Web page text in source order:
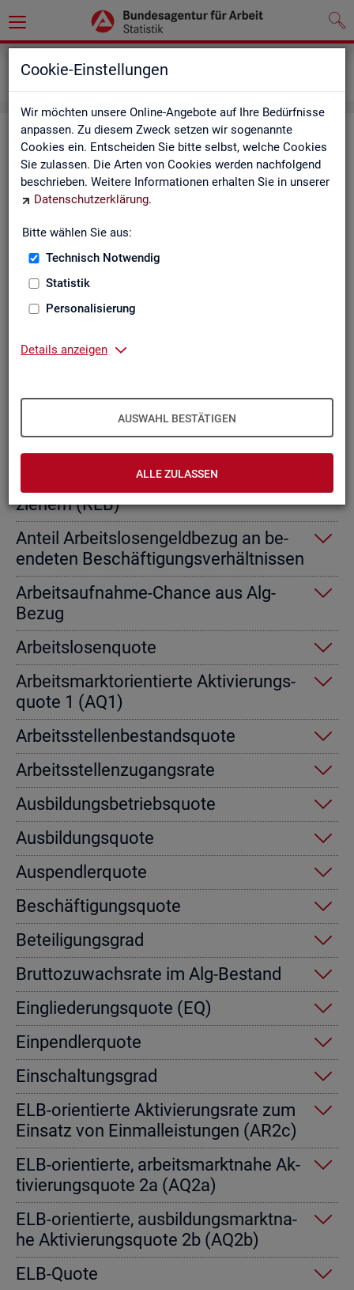
Cookie-Einstellungen
Wir möchten unsere Online-Angebote auf Ihre Bedürfnisse
anpassen. Zu diesem Zweck setzen wir sogenannte
Cookies ein. Entscheiden Sie bitte selbst, welche Cookies
Sie zulassen. Die Arten von Cookies werden nachfolgend
beschrieben. Weitere Informationen erhalten Sie in unserer
Datenschutzerklärung.
Bitte wählen Sie aus:
Technisch Notwendig
Statistik
Personalisierung
Details anzeigen
AUSWAHL BESTÄTIGEN
ALLE ZULASSEN
Kenn­zah­len­steck­brie­fe
Die Steck­brie­fe in­for­mie­ren über De­fi­ni­ti­on, Aus­sa­ge­kraft, Be­
rech­nung und Da­ten­quel­len der Kenn­zah­len, die in der Sta­tis­
tik der Bun­des­agen­tur für Ar­beit vor­kom­men.
Ab­gangs­ra­te
Ab­gangs­ra­te Ar­beits­lo­se
Ab­gangs­ra­te er­werbs­fä­hi­ge Leis­
tungs­be­rech­tig­te
Leis­tungs­be­rech­tig­te
Ab­gangs­ra­te von Ar­beits­lo­sen­geld­
emp­fän­gern
Ab­gangs­ra­te von Re­gel­leis­tungs­be­
zie­hern (RLB)
An­teil Ar­beits­lo­sen­geld­be­zug an be­
en­de­ten Be­schäf­ti­gungs­ver­hält­nis­sen
Ar­beits­auf­nah­me-Chan­ce aus Alg-
Bezug
Ar­beits­lo­sen­quo­te
Ar­beits­markt­ori­en­tier­te Ak­ti­vie­rungs­
quo­te 1 (AQ1)
Ar­beits­stel­len­be­stands­quo­te
Ar­beits­stel­len­zu­gangs­ra­te
Aus­bil­dungs­be­triebs­quo­te
Aus­bil­dungs­quo­te
Aus­pend­ler­quo­te
Be­schäf­ti­gungs­quo­te
Be­tei­li­gungs­grad
Brut­to­zu­wachs­ra­te im Alg-Be­stand
Ein­glie­de­rungs­quo­te (EQ)
Ein­pend­ler­quo­te
Ein­schal­tungs­grad
ELB-ori­en­tier­te Ak­ti­vie­rungs­ra­te zum
Ein­satz von Einmal­leis­tun­gen (AR2c)
ELB-ori­en­tier­te, ar­beits­markt­na­he Ak­
ti­vie­rungs­quo­te 2a (AQ2a)
ELB-ori­en­tier­te, aus­bil­dungs­markt­na­
he Ak­ti­vie­rungs­quo­te 2b (AQ2b)
ELB-Quote